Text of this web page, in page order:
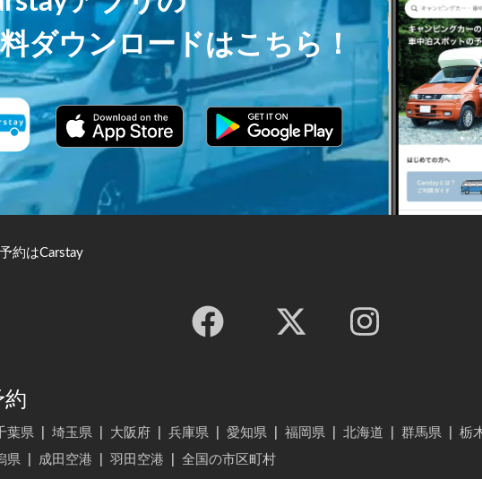
ダウンロードはこちら！
約はCarstay
約
葉県 埼玉県 大阪府 兵庫県 愛知県 福岡県 北海道 群馬県 栃
県 成田空港 羽田空港
全国の市区町村